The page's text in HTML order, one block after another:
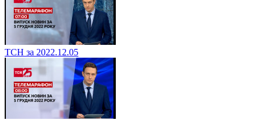
ТСН за 2022.12.05